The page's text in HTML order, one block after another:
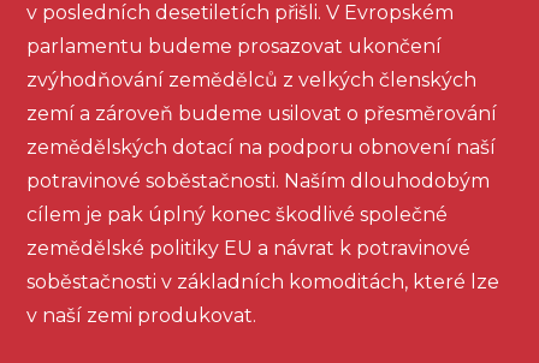
v posledních desetiletích přišli. V Evropském
parlamentu budeme prosazovat ukončení
zvýhodňování zemědělců z velkých členských
zemí a zároveň budeme usilovat o přesměrování
zemědělských dotací na podporu obnovení naší
potravinové soběstačnosti. Naším dlouhodobým
cílem je pak úplný konec škodlivé společné
zemědělské politiky EU a návrat k potravinové
soběstačnosti v základních komoditách, které lze
v naší zemi produkovat.